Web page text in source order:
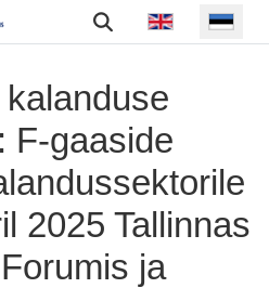
Vali keel
F-gaaside
2025 Tallinnas
ja